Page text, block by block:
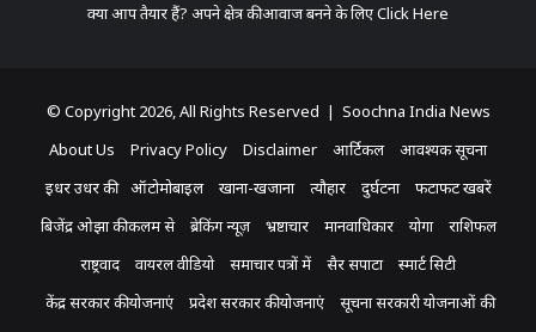
क्या आप तैयार हैं? अपने क्षेत्र की आवाज बनने के लिएClick Here
© Copyright 2026, All Rights Reserved | Soochna India News
About Us
Privacy Policy Disclaimer आर्टिकल
आवश्यक सूचना
इधर उधर की
ऑटोमोबाइल खाना-खजाना त्यौहार दुर्घटना
फटाफट खबरें
बिजेंद्र ओझा की कलम से
ब्रेकिंग न्यूज़ भ्रष्टाचार मानवाधिकार योगा
राशिफल
राष्ट्रवाद
वायरल वीडियो समाचार पत्रों में सैर सपाटा
स्मार्ट सिटी
केंद्र सरकार की योजनाएं
प्रदेश सरकार की योजनाएं सूचना सरकारी योजनाओं की